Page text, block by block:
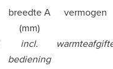
breedte A
(mm)
vermogen
incl.
bediening